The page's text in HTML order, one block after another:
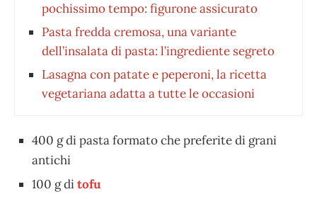
pochissimo tempo: figurone assicurato
Pasta fredda cremosa, una variante
dell’insalata di pasta: l’ingrediente segreto
Lasagna con patate e peperoni, la ricetta
vegetariana adatta a tutte le occasioni
400 g di pasta formato che preferite di grani
antichi
100 g ditofu